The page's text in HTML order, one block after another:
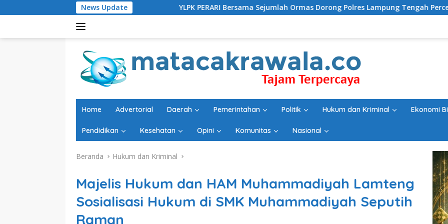
ke
News Update
YLPK PERARI Bersama Sejumlah Ormas Dorong Polres Lampung Tengah Percepat Penanganan
Home Advertorial Daerah Pemerintahan Politik Hukum dan Kriminal Ekonomi
Pendidikan Kesehatan Opini Komunitas Nasional
Beranda Hukum dan Kriminal
Majelis Hukum dan HAM Muhammadiyah Lamteng
Sosialisasi Hukum di SMK Muhammadiyah Seputih
Raman